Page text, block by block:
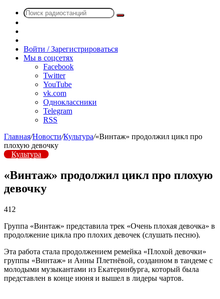
Поиск
радио
Войти / Зарегистрироваться
Мы в соцсетях
Facebook
Twitter
YouTube
vk.com
Одноклассники
Telegram
RSS
Главная/Новости/Культура/«Винтаж» продолжил цикл про
плохую девочку
Культура
«Винтаж» продолжил цикл про плохую
девочку
412
Группа «Винтаж» представила трек «Очень плохая девочка» в
продолжение цикла про плохих девочек (слушать песню).
Эта работа стала продолжением ремейка «Плохой девочки»
группы «Винтаж» и Анны Плетнёвой, созданном в тандеме с
молодыми музыкантами из Екатеринбурга, который была
представлен в конце июня и вышел в лидеры чартов.